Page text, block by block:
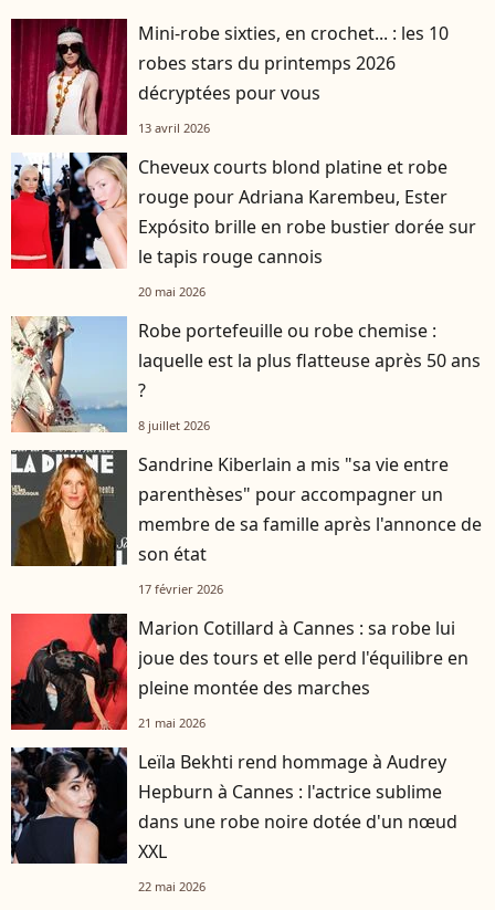
Mini-robe sixties, en crochet... : les 10
robes stars du printemps 2026
décryptées pour vous
13 avril 2026
Cheveux courts blond platine et robe
rouge pour Adriana Karembeu, Ester
Expósito brille en robe bustier dorée sur
le tapis rouge cannois
20 mai 2026
Robe portefeuille ou robe chemise :
laquelle est la plus flatteuse après 50 ans
?
8 juillet 2026
Sandrine Kiberlain a mis "sa vie entre
parenthèses" pour accompagner un
membre de sa famille après l'annonce de
son état
17 février 2026
Marion Cotillard à Cannes : sa robe lui
joue des tours et elle perd l'équilibre en
pleine montée des marches
21 mai 2026
Leïla Bekhti rend hommage à Audrey
Hepburn à Cannes : l'actrice sublime
dans une robe noire dotée d'un nœud
XXL
22 mai 2026